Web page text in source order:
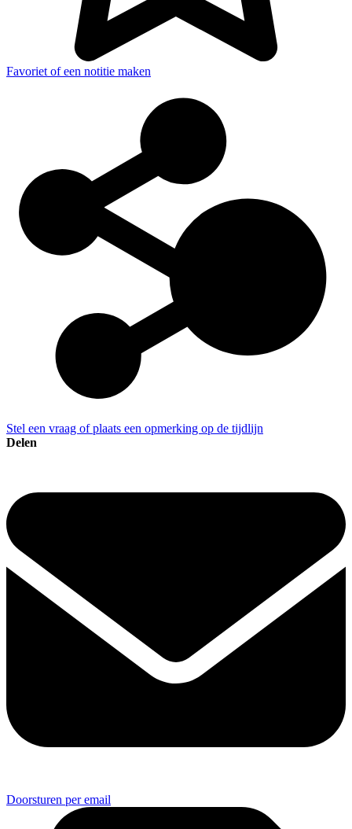
Favoriet of een notitie maken
Stel een vraag of plaats een opmerking op de tijdlijn
Delen
Doorsturen per email